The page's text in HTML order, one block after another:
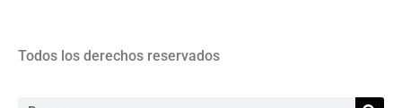
Todos los derechos reservados